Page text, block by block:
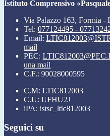
Istituto Comprensivo
Via Palazzo 163, Formia -
Tel: 077124495 -
Email:
mail
PEC:
una mail
C.F.: 90028000595
C.M: LTIC812003
C.U: UFHU2J
iPA: istsc_ltic812003
Seguici su